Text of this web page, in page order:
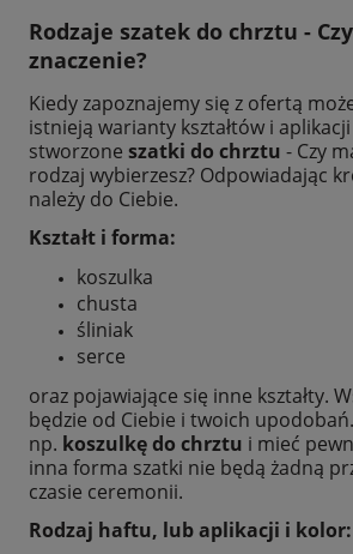
Rodzaje szatek do chrztu -
znaczenie?
Kiedy zapoznajemy się z ofertą
istnieją warianty kształtów i
stworzone szatki do chrztu - Czy
rodzaj wybierzesz? Odpowiadając
należy do Ciebie.
Kształt i forma:
koszulka
chusta
śliniak
serce
oraz pojawiające się inne kształty.
będzie od Ciebie i twoich
np. koszulkę do chrztu i mieć
inna forma szatki nie będą żadną
czasie ceremonii.
Rodzaj haftu, lub aplikacji i kolor: